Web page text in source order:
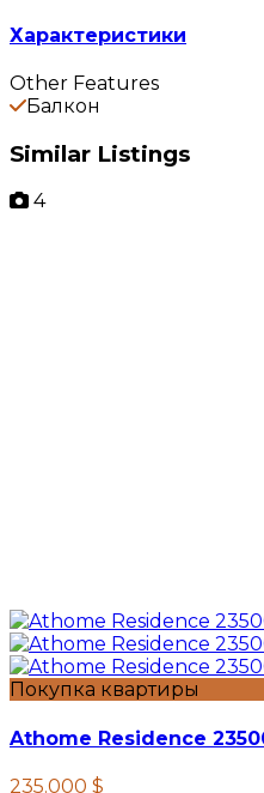
Характеристики
Other Features
Балкон
Similar Listings
4
Покупка квартиры
Athome Residence
235.000 $